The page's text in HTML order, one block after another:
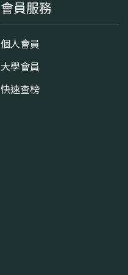
會員服務
個人會員
大學會員
快速查榜